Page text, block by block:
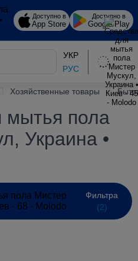
Доступно в
App Store
Доступно в
Google Play
УКР
РУС
Хозяйственные товары
мытья пола
Украина •
Фильтра
(2)